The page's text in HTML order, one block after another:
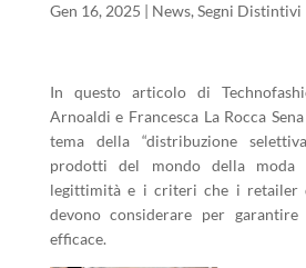
Gen 16, 2025 | News, Segni Distintivi
In questo articolo di
Arnoaldi e Francesca La Rocca
tema della “distribuzione
prodotti del mondo della
legittimità e i criteri che i retailer
devono considerare per
efficace.